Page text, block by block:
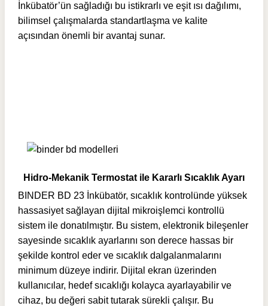
İnkübatör’ün sağladığı bu istikrarlı ve eşit ısı dağılımı,
bilimsel çalışmalarda standartlaşma ve kalite
açısından önemli bir avantaj sunar.
Hidro-Mekanik Termostat ile Kararlı Sıcaklık Ayarı
BINDER BD 23 İnkübatör, sıcaklık kontrolünde yüksek
hassasiyet sağlayan dijital mikroişlemci kontrollü
sistem ile donatılmıştır. Bu sistem, elektronik bileşenler
sayesinde sıcaklık ayarlarını son derece hassas bir
şekilde kontrol eder ve sıcaklık dalgalanmalarını
minimum düzeye indirir. Dijital ekran üzerinden
kullanıcılar, hedef sıcaklığı kolayca ayarlayabilir ve
cihaz, bu değeri sabit tutarak sürekli çalışır. Bu